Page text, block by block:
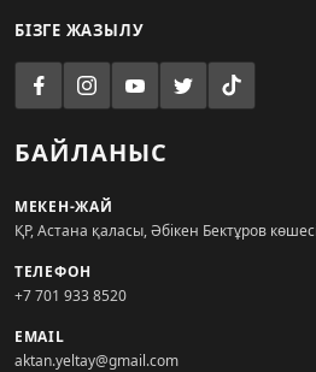
БІЗГЕ ЖАЗЫЛУ
БАЙЛАНЫС
МЕКЕН-ЖАЙ
ҚР, Астана қаласы, Әбікен Бектұров
ТЕЛЕФОН
+7 701 933 8520
EMAIL
aktan.yeltay@gmail.com